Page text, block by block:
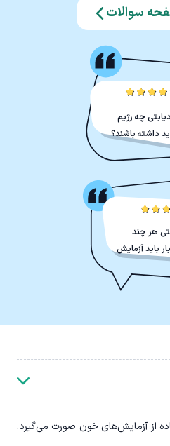
سوالات
چه رژیم
داشته باشند؟
هر چند
باید آزمایش
از آزمایش‌های خون صورت می‌گیرد.